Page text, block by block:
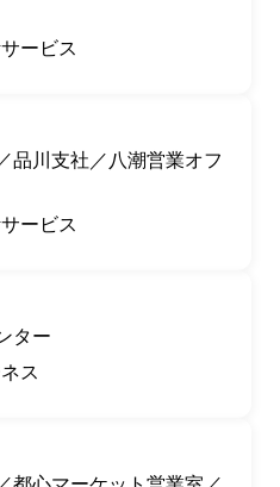
ービス
品川支社／八潮営業オフ
ービス
ター
ス